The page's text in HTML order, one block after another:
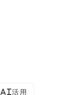
AI活用